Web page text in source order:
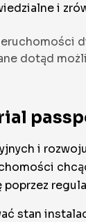
i
dotąd
i
stan